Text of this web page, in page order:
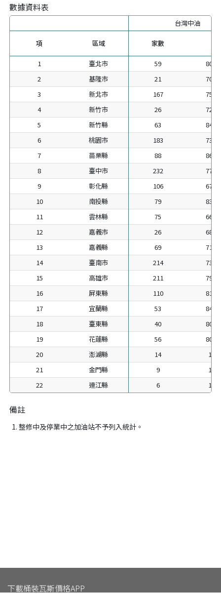
數據資料表
台灣中油
項 區域 家數
1 臺北市 59
2
基隆市 21
3
新北市 167
4
新竹市 26
5
新竹縣 63
6
桃園市 183
7
苗栗縣 88
8
臺中市 232
9
彰化縣 106
10
南投縣 79
11
雲林縣 75
12
嘉義市 26
13
嘉義縣 69
14
臺南市 214
15
高雄市 211
16
屏東縣 110
17
宜蘭縣 53
18
臺東縣 40
19
花蓮縣 56
20
澎湖縣 14
100
21
金門縣 9
100
22
連江縣 6 100
備註
整修中及停業中之加油站不予列入統計。
下載桶裝瓦斯價格APP